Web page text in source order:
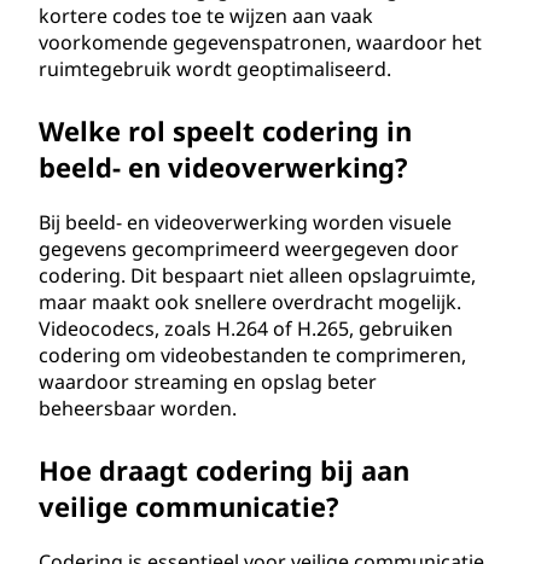
kortere codes toe te wijzen aan vaak
voorkomende gegevenspatronen, waardoor het
ruimtegebruik wordt geoptimaliseerd.
Welke rol speelt codering in
beeld- en videoverwerking?
Bij beeld- en videoverwerking worden visuele
gegevens gecomprimeerd weergegeven door
codering. Dit bespaart niet alleen opslagruimte,
maar maakt ook snellere overdracht mogelijk.
Videocodecs, zoals H.264 of H.265, gebruiken
codering om videobestanden te comprimeren,
waardoor streaming en opslag beter
beheersbaar worden.
Hoe draagt codering bij aan
veilige communicatie?